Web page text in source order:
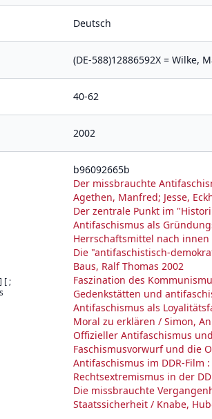
Deutsch
(DE-588)12886592X = Wilke,
40-62
2002
[ ;
b96092665b
Der missbrauchte
Agethen, Manfred; Jesse,
Der zentrale Punkt im
Antifaschismus als
Herrschaftsmittel nach
Die "antifaschistisch-
Baus, Ralf Thomas 2002
Faszination des
Gedenkstätten und
Antifaschismus als
Moral zu erklären / Simon,
Offizieller Antifaschismus
Faschismusvorwurf und die
Antifaschismus im DDR-Film
Rechtsextremismus in der
Die missbrauchte
Staatssicherheit / Knabe,